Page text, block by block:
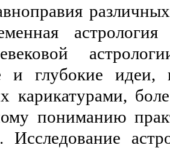
и глубокие
карикатурами,
пониманию